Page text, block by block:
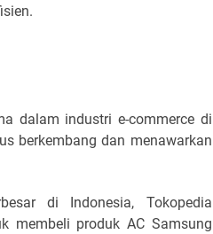
dalam industri e-commerce di
berkembang dan menawarkan
di Indonesia, Tokopedia
membeli produk AC Samsung